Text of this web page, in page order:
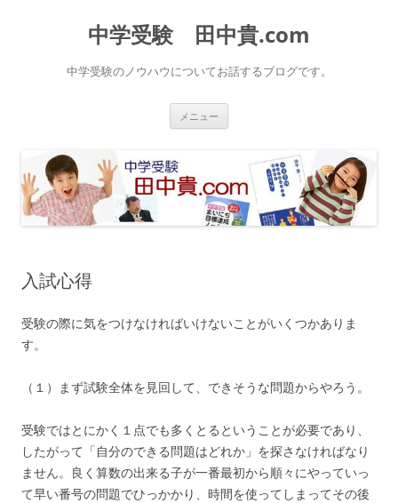
中学受験 田中貴.com
中学受験のノウハウについてお話するブログです。
メニュー
ス
キ
ッ
プ
入試心得
受験の際に気をつけなければいけないことがいくつかありま
す。
（１）まず試験全体を見回して、できそうな問題からやろう。
受験ではとにかく１点でも多くとるということが必要であり、
したがって「自分のできる問題はどれか」を探さなければなり
ません。良く算数の出来る子が一番最初から順々にやっていっ
て早い番号の問題でひっかかり、時間を使ってしまってその後